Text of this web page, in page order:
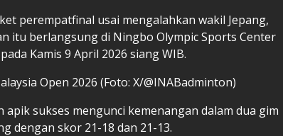
perempatfinal usai mengalahkan wakil Jepang,
itu berlangsung di Ningbo Olympic Sports Center
Kamis 9 April 2026 siang WIB.
Open 2026 (Foto: X/@INABadminton)
apik sukses mengunci kemenangan dalam dua gim
dengan skor 21-18 dan 21-13.